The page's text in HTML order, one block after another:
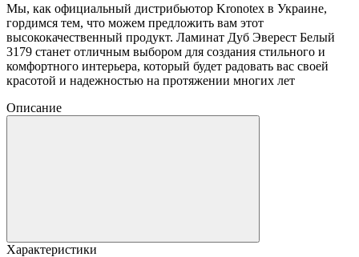
Мы, как официальный дистрибьютор Kronotex в Украине,
гордимся тем, что можем предложить вам этот
высококачественный продукт. Ламинат Дуб Эверест Белый
3179 станет отличным выбором для создания стильного и
комфортного интерьера, который будет радовать вас своей
красотой и надежностью на протяжении многих лет
Описание
Характеристики